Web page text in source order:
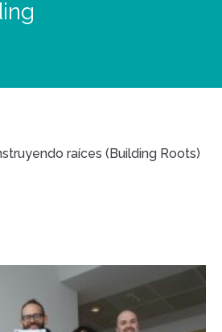
raíces (Building Roots)